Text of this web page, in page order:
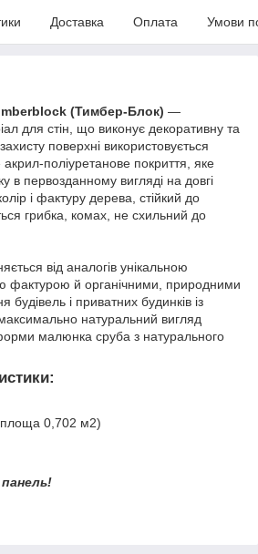
Доставка Оплата Умови
(Тимбер-Блок) —
для стін, що виконує декоративну та
поверхні використовується
поліуретанове покриття, яке
в первозданному вигляді на довгі
і фактуру дерева, стійкий до
грибка, комах, не схильний до
від аналогів унікальною
фактурою й органічними, природними
і приватних будинків із
натуральний вигляд
малюнка сруба з натурального
0,702 м2)
панель!